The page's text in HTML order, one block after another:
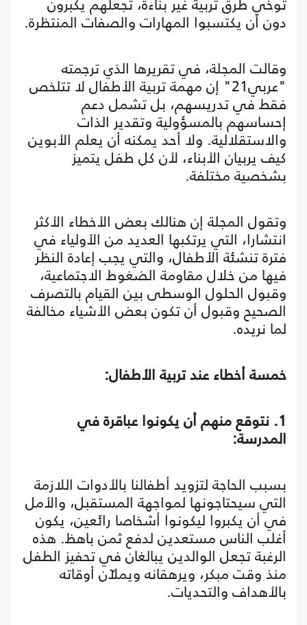
دون أن يكتسبوا المهارات والصفات المنتظرة.
وقالت المجلة، في تقريرها الذي ترجمته
"عربي21" إن مهمة تربية الأطفال لا تتلخص
فقط في تدريسهم، بل تشمل دعم
إحساسهم بالمسؤولية وتقدير الذات
والاستقلالية. ولا أحد يمكنه أن يعلم الأبوين
كيف يربيان الأبناء، لأن كل طفل يتميز
بشخصية مختلفة.
وتقول المجلة إن هنالك بعض الأخطاء الأكثر
انتشارا، التي يرتكبها العديد من الأولياء في
فترة تنشئة الأطفال، والتي يجب إعادة النظر
فيها من خلال مقاومة الضغوط الاجتماعية،
وقبول الحلول الوسطى بين القيام بالتصرف
الصحيح وقبول أن تكون بعض الأشياء مخالفة
لما نريده.
خمسة أخطاء عند تربية الأطفال:
1. نتوقع منهم أن يكونوا عباقرة في
المدرسة:
بسبب الحاجة لتزويد أطفالنا بالأدوات اللازمة
التي سيحتاجونها لمواجهة المستقبل، والأمل
في أن يكبروا ليكونوا أشخاصا رائعين، يكون
أغلب الناس مستعدين لدفع ثمن باهظ. هذه
الرغبة تجعل الوالدين يبالغان في تحفيز الطفل
منذ وقت مبكر، ويرهقانه ويملآن أوقاته
بالأهداف والتحديات.